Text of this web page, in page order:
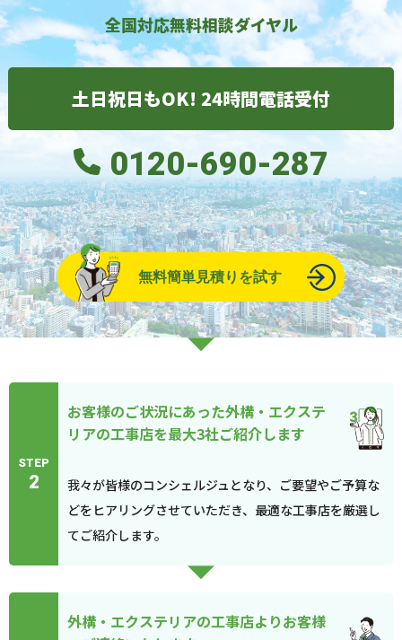
全国対応無料相談ダイヤル
土日祝日もOK! 24時間電話受付
0120-690-287
無料簡単見積りを試す
STEP
2
お客様のご状況にあった外構・エクステ
リアの工事店を最大3社ご紹介します
我々が皆様のコンシェルジュとなり、ご要望やご予算な
どをヒアリングさせていただき、最適な工事店を厳選し
てご紹介します。
外構・エクステリアの工事店よりお客様